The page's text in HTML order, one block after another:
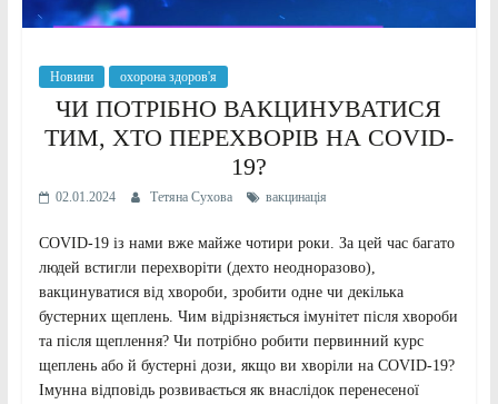
Новини охорона здоров'я
ЧИ ПОТРІБНО ВАКЦИНУВАТИСЯ
ТИМ, ХТО ПЕРЕХВОРІВ НА COVID-
19?
02.01.2024 Тетяна Сухова вакцинація
COVID-19 із нами вже майже чотири роки. За цей час багато
людей встигли перехворіти (дехто неодноразово),
вакцинуватися від хвороби, зробити одне чи декілька
бустерних щеплень. Чим відрізняється імунітет після хвороби
та після щеплення? Чи потрібно робити первинний курс
щеплень або й бустерні дози, якщо ви хворіли на COVID-19?
Імунна відповідь розвивається як внаслідок перенесеної